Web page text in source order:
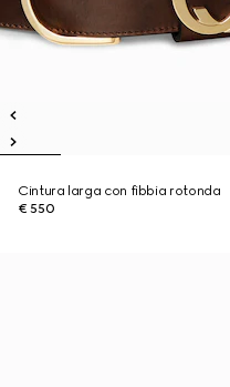
Cintura larga con fibbia rotonda
€ 550